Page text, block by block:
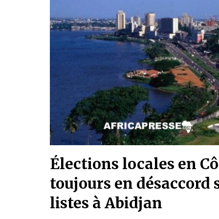
Élections locales en
toujours en désaccord
listes à Abidjan